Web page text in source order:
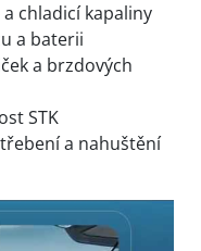
chladicí kapaliny
a baterii
a brzdových
STK
a nahuštění